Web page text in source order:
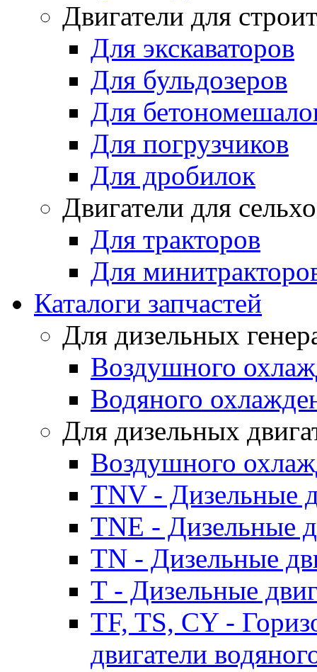
Двигатели для
Для экскаваторов
Для бульдозеров
Для
Для погрузчиков
Для дробилок
Двигатели для
Для тракторов
Для
Каталоги запчастей
Для дизельных
Воздушного
Водяного
Для дизельных
Воздушного
TNV - Дизельные
TNE - Дизельные
TN - Дизельные
T - Дизельные
TF, TS, CY -
двигатели